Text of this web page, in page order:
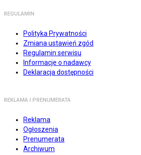
REGULAMIN
Polityka Prywatności
Zmiana ustawień zgód
Regulamin serwisu
Informacje o nadawcy
Deklaracja dostępności
REKLAMA I PRENUMERATA
Reklama
Ogłoszenia
Prenumerata
Archiwum